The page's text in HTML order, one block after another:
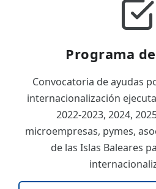
Programa
Convocatoria de ayudas
internacionalización
2022-2023, 2024,
microempresas, pymes,
de las Islas Baleares